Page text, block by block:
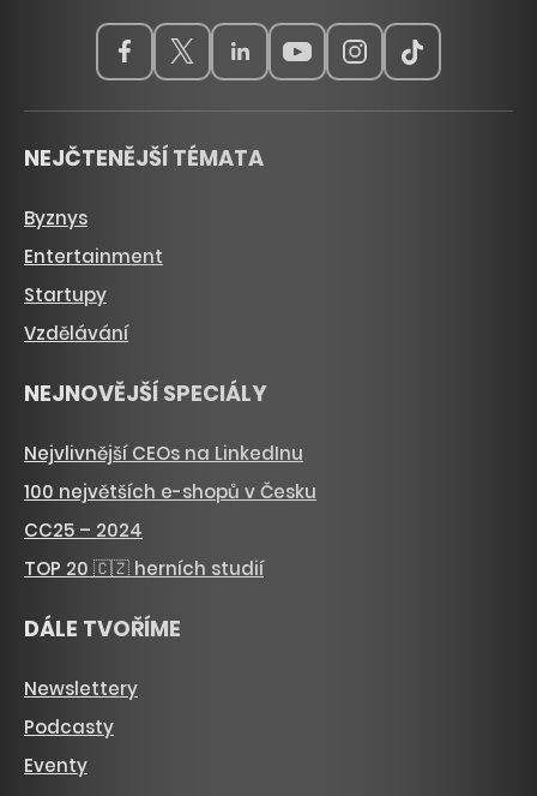
NEJČTENĚJŠÍ TÉMATA
Byznys
Entertainment
Startupy
Vzdělávání
NEJNOVĚJŠÍ SPECIÁLY
Nejvlivnější CEOs na LinkedInu
100 největších e-shopů v Česku
CC25 – 2024
TOP 20 🇨🇿 herních studií
DÁLE TVOŘÍME
Newslettery
Podcasty
Eventy